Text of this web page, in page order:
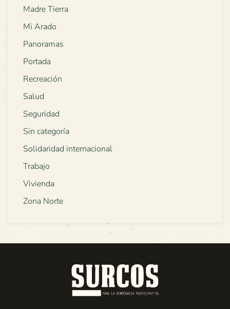
Madre Tierra
Mi Arado
Panoramas
Portada
Recreación
Salud
Seguridad
Sin categoría
Solidaridad internacional
Trabajo
Vivienda
Zona Norte